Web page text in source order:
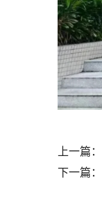
上一篇：
下一篇：